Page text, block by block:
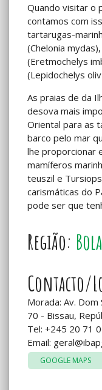
Quando visitar o
contamos com
tartarugas-
(Chelonia
(Eretmochelys
(Lepidochelys
As praias de da
desova mais
Oriental para as
barco pelo mar
lhe proporcionar
mamíferos
teuszil e
carismáticas do
pode ser que
Região:
Contacto/
Morada: Av.
70 - Bissau,
Tel: +245 20 71
Email:
GOOGLE MAPS